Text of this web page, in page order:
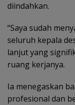
diindahkan.
“Saya sudah
seluruh kepala
lanjut yang
ruang kerjanya.
Ia menegaskan
profesional dan